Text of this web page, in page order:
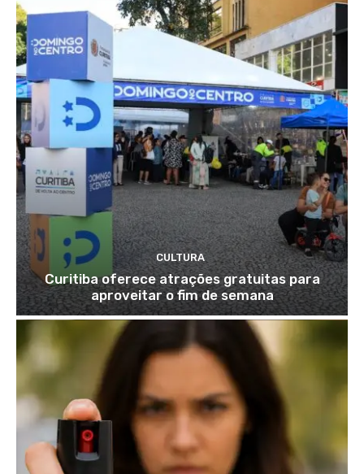
CULTURA
Curitiba oferece atrações gratuitas para
aproveitar o fim de semana